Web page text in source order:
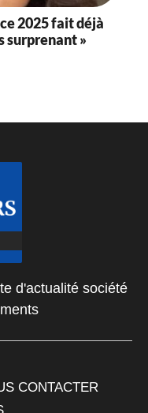
2025 fait déjà
surprenant »
d'actualité société
CONTACTER